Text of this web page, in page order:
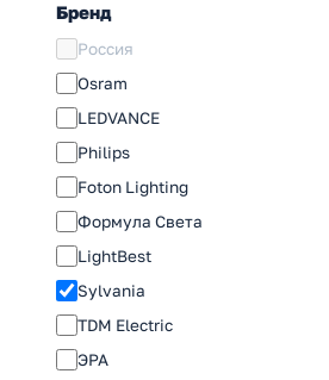
Бренд
Россия
Osram
LEDVANCE
Philips
Foton Lighting
Формула Света
LightBest
Sylvania
TDM Electric
ЭРА